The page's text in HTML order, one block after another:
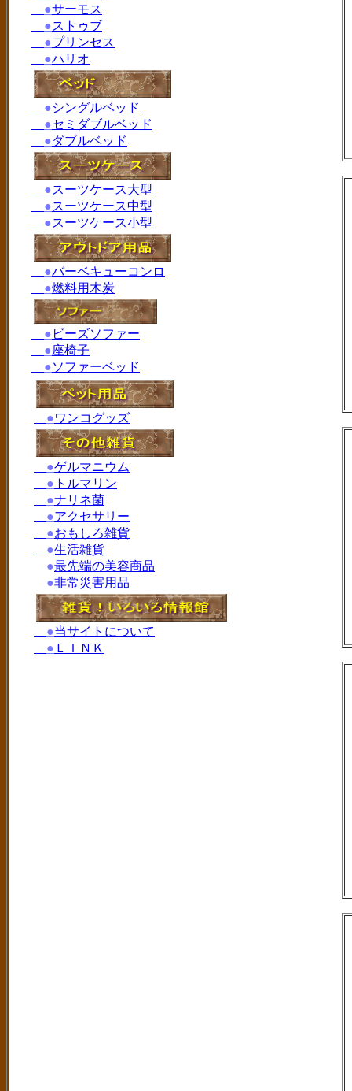
●サーモス
●ストゥブ
●プリンセス
●ハリオ
●シングルベッド
●セミダブルベッド
●ダブルベッド
●スーツケース大型
●スーツケース中型
●スーツケース小型
●バーベキューコンロ
●燃料用木炭
● ビーズソファー
●座椅子
●ソファーベッド
●ワンコグッズ
●ゲルマニウム
● トルマリン
●ナリネ菌
●アクセサリー
●おもしろ雑貨
●生活雑貨
●最先端の美容商品
●非常災害用品
●当サイトについて
● ＬＩＮＫ